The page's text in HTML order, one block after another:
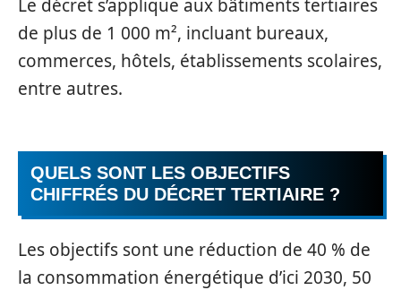
Le décret s’applique aux bâtiments tertiaires
de plus de 1 000 m², incluant bureaux,
commerces, hôtels, établissements scolaires,
entre autres.
QUELS SONT LES OBJECTIFS
CHIFFRÉS DU DÉCRET TERTIAIRE ?
Les objectifs sont une réduction de 40 % de
la consommation énergétique d’ici 2030, 50